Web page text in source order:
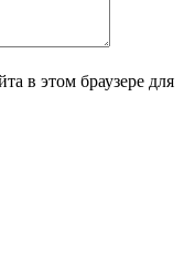
в этом браузере для